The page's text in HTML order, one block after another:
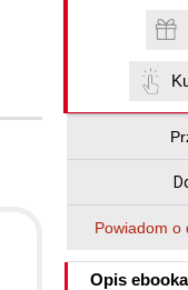
Powiadom o
Opis ebooka